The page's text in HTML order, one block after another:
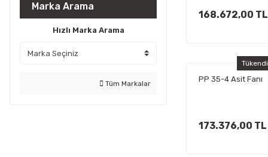
Marka Arama
Hızlı Marka Arama
Tüm Markalar
168.672,00 TL
Tükendi
PP 35-4 Asit Fanı
173.376,00 TL